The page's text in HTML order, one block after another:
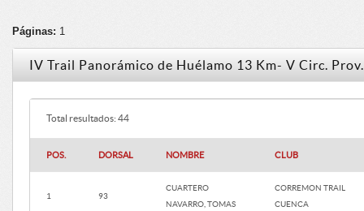
Páginas: 1
IV Trail Panorámico de Huélamo 13 Km- V Circ.
Total resultados: 44
POS. DORSAL NOMBRE CLUB
1 93
CUARTERO
NAVARRO, TOMAS
CORREMON TRAIL
CUENCA